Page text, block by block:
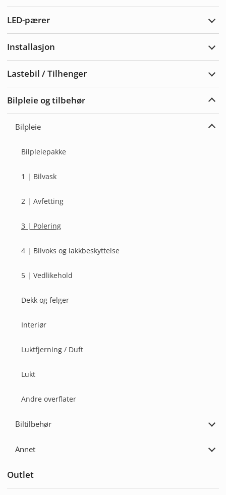
LED-pærer
Utvid
Installasjon
Utvid
Lastebil / Tilhenger
Utvid
Bilpleie og tilbehør
Utvid
Bilpleie
Utvid
Bilpleiepakke
1 | Bilvask
2 | Avfetting
3 | Polering
4 | Bilvoks og lakkbeskyttelse
5 | Vedlikehold
Dekk og felger
Interiør
Luktfjerning / Duft
Lukt
Andre overflater
Biltilbehør
Utvid
Annet
Utvid
Outlet